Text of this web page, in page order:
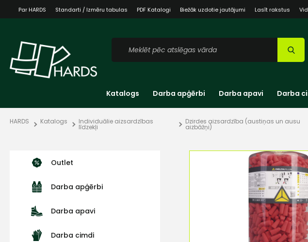
Par HARDS Standarti / Izmēru tabulas PDF Katalogi Biežāk uzdotie jautājumi Lasīt rakstus
Katalogs Darba apģērbi Darba apavi Darba
HARDS Katalogs Individuālie aizsardzības
līdzekļi
Dzirdes aizsardzība (austiņas un ausu
aizbāžņi)
Outlet
Darba apģērbi
Darba apavi
Darba cimdi